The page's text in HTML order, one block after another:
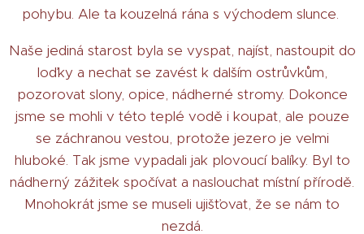
pohybu. Ale ta kouzelná rána s východem slunce.
Naše jediná starost byla se vyspat, najíst, nastoupit do
loďky a nechat se zavést k dalším ostrůvkům,
pozorovat slony, opice, nádherné stromy. Dokonce
jsme se mohli v této teplé vodě i koupat, ale pouze
se záchranou vestou, protože jezero je velmi
hluboké. Tak jsme vypadali jak plovoucí balíky. Byl to
nádherný zážitek spočívat a naslouchat místní přírodě.
Mnohokrát jsme se museli ujišťovat, že se nám to
nezdá.